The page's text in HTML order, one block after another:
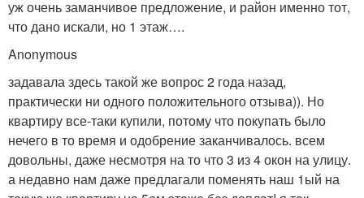
уж очень заманчивое предложение, и район именно тот,
что дано искали, но 1 этаж….
Anonymous
задавала здесь такой же вопрос 2 года назад,
практически ни одного положительного отзыва)). Но
квартиру все-таки купили, потому что покупать было
нечего в то время и одобрение заканчивалось. всем
довольны, даже несмотря на то что 3 из 4 окон на улицу.
а недавно нам даже предлагали поменять наш 1ый на